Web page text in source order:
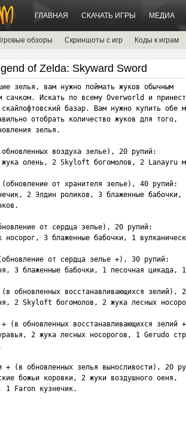
ГЛАВНАЯ СКАЧАТЬ ИГРЫ МЕДИА
обзоры Скриншоты с игр Коды к играм
of Zelda: Skyward Sword
зелья, вам нужно поймать жуков обычным
сачком. Искать по всему Overworld и
базар. Вам нужно купить обе
отобрать количество жуков для того,
зелья.
воздуха зелье), 20 рупий:
жука олень, 2 Skyloft богомолов, 2 Lanayru
от хранителя зелье), 40 рупий:
2 Элдин роликов, 3 блаженные бабочки,
от сердца зелье), 20 рупий:
носорог, 3 блаженные бабочки, 1
от сердца зелье +), 30 рупий:
3 блаженные бабочки, 1 песочная цикада,
обновленных восстанавливающихся зелий),
2 Skyloft богомолов, 2 жука лесных
(в обновленных восстанавливающихся
2 жука лесных носорогов, 1 Gerudo
+ (в обновленных зелья выносливости), 20
божьи коровки, 2 жуки воздушного оеня,
1 Faron кузнечик.